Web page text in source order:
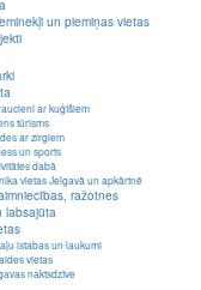
un piemiņas vietas
ar kuģīšiem
tūrisms
ar zirgiem
un sports
dabā
vietas Jelgavā un apkārtnē
ražotnes
labsajūta
istabas un laukumi
vietas
naktsdzīve